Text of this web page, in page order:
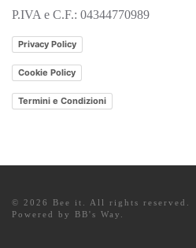
P.IVA e C.F.: 04344770989
Privacy Policy
Cookie Policy
Termini e Condizioni
© 2026
Bee it. All rights reserved.
Powered by BB's Way